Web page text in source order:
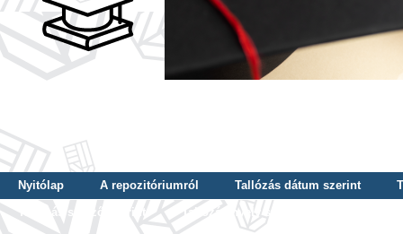
Nyitólap A repozitóriumról Tallózás dátum szerint
Tallózás szerző szerint
Tallózás nyelv szerint